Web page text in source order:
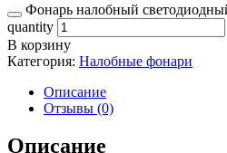
Фонарь налобный
quantity
В корзину
Категория: Налобные фонари
Описание
Отзывы (0)
Описание